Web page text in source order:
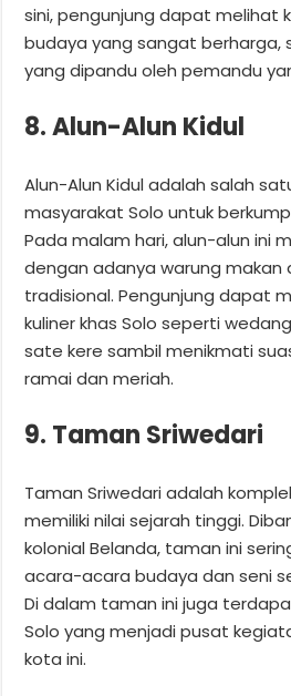
sini, pengunjung dapat melihat
budaya yang sangat berharga,
yang dipandu oleh pemandu
8. Alun-Alun Kidul
Alun-Alun Kidul adalah salah
masyarakat Solo untuk
Pada malam hari, alun-alun ini
dengan adanya warung makan
tradisional. Pengunjung dapat
kuliner khas Solo seperti
sate kere sambil menikmati
ramai dan meriah.
9. Taman Sriwedari
Taman Sriwedari adalah
memiliki nilai sejarah tinggi.
kolonial Belanda, taman ini
acara-acara budaya dan seni
Di dalam taman ini juga
Solo yang menjadi pusat
kota ini.